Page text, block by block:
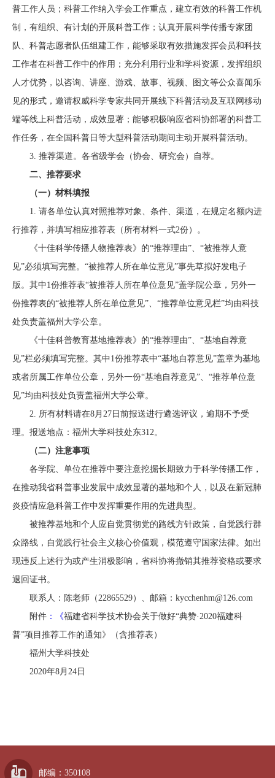
普工作人员；科普工作纳入学会工作重点，建立有效的科普工作机
制，有组织、有计划的开展科普工作；认真开展科学传播专家团
队、科普志愿者队伍组建工作，能够采取有效措施发挥会员和科技
工作者在科普工作中的作用；充分利用行业和学科资源，发挥组织
人才优势，以咨询、讲座、游戏、故事、视频、图文等公众喜闻乐
见的形式，邀请权威科学专家共同开展线下科普活动及互联网移动
端等线上科普活动，成效显著；能够积极响应省科协部署的科普工
作任务，在全国科普日等大型科普活动期间主动开展科普活动。
3. 推荐渠道。各省级学会（协会、研究会）自荐。
二、推荐要求
（一）材料填报
1. 请各单位认真对照推荐对象、条件、渠道，在规定名额内进
行推荐，并填写相应推荐表 （所有材料一式2份） 。
《十佳科学传播人物推荐表》的“推荐理由”、“被推荐人意
见”必须填写完整。“被推荐人所在单位意见”事先草拟好发电子
版。其中1份推荐表“被推荐人所在单位意见”盖学院公章，另外一
份推荐表的“被推荐人所在单位意见”、“推荐单位意见栏”均由科技
处负责盖福州大学公章。
《十佳科普教育基地推荐表》的“推荐理由”、“基地自荐意
见”栏必须填写完整。其中1份推荐表中“基地自荐意见”盖章为基地
或者所属工作单位公章，另外一份“基地自荐意见”、“推荐单位意
见”均由科技处负责盖福州大学公章。
2. 所有材料请在8月 27 日前报送进行遴选评议 ，逾期不予受
理。报送地点：福州大学科技处东312。
（二）注意事项
各学院、 单位在推荐中要注意挖掘长期致力于科学传播工作，
在推动我省科普事业发展中成效显著的基地和个人，以及在新冠肺
炎疫情应急科普工作中发挥重要作用的先进典型。
被推荐基地和个人应自觉贯彻党的路线方针政策，自觉践行群
众路线，自觉践行社会主义核心价值观，模范遵守国家法律。如出
现违反上述行为或产生消极影响，省科协将撤销其推荐资格或要求
退回证书。
联系人：陈老师（22865529）、邮箱： kycchenhm@126.com
附件 ： 《福建省科学技术协会关于做好“典赞·2020福建科
普”项目推荐工作的通知》（含推荐表）
福州大学科技处
2020年8月24日
邮编：350108